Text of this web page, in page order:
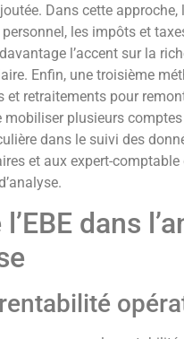
Dans cette approche,
les impôts et
l’accent sur la
Enfin, une troisième
retraitements pour
mobiliser plusieurs
dans le suivi des
et aux expert-comptable
dans